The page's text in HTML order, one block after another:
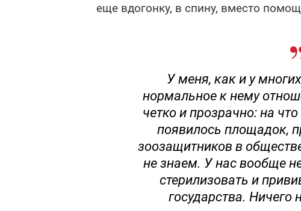
еще вдогонку, в спину, вместо
У меня, как и у
нормальное к нему
четко и прозрачно: на
появилось площадок,
зоозащитников в
не знаем. У нас вообще
стерилизовать и
государства. Ничего